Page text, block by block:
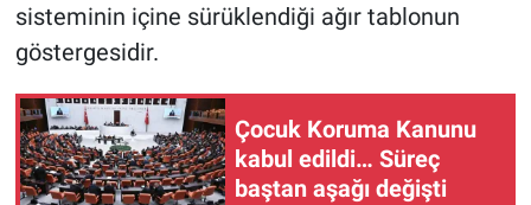
sisteminin içine sürüklendiği ağır tablonun
göstergesidir.
Çocuk Koruma Kanunu
kabul edildi… Süreç
baştan aşağı değişti